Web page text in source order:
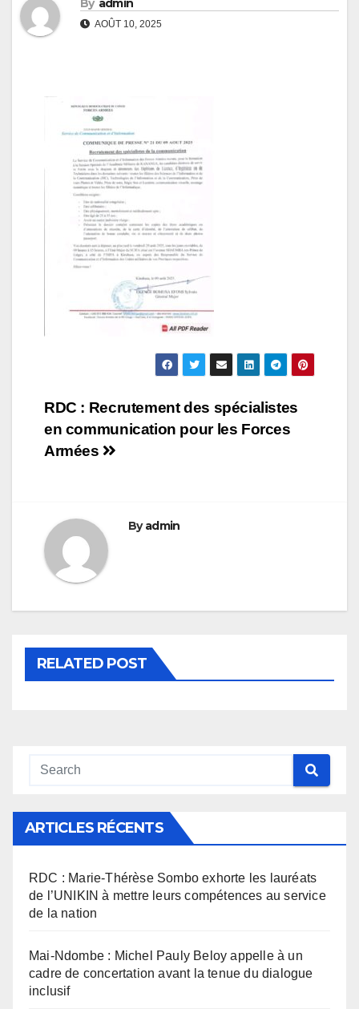
By admin
AOÛT 10, 2025
Navigation
de
RDC : Recrutement des spécialistes
en communication pour les Forces
Armées
Byadmin
RELATED POST
ARTICLES RÉCENTS
RDC : Marie-Thérèse Sombo exhorte les lauréats
de l’UNIKIN à mettre leurs compétences au service
de la nation
Mai-Ndombe : Michel Pauly Beloy appelle à un
cadre de concertation avant la tenue du dialogue
inclusif